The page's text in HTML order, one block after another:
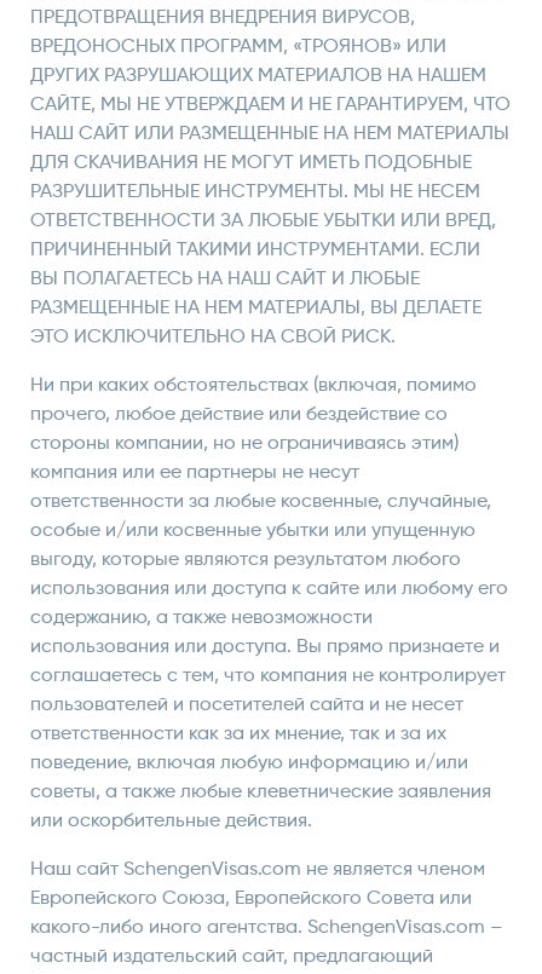
ПРЕДОТВРАЩЕНИЯ ВНЕДРЕНИЯ ВИРУСОВ,
ВРЕДОНОСНЫХ ПРОГРАММ, «ТРОЯНОВ» ИЛИ
ДРУГИХ РАЗРУШАЮЩИХ МАТЕРИАЛОВ НА НАШЕМ
САЙТЕ, МЫ НЕ УТВЕРЖДАЕМ И НЕ ГАРАНТИРУЕМ, ЧТО
НАШ САЙТ ИЛИ РАЗМЕЩЕННЫЕ НА НЕМ МАТЕРИАЛЫ
ДЛЯ СКАЧИВАНИЯ НЕ МОГУТ ИМЕТЬ ПОДОБНЫЕ
РАЗРУШИТЕЛЬНЫЕ ИНСТРУМЕНТЫ. МЫ НЕ НЕСЕМ
ОТВЕТСТВЕННОСТИ ЗА ЛЮБЫЕ УБЫТКИ ИЛИ ВРЕД,
ПРИЧИНЕННЫЙ ТАКИМИ ИНСТРУМЕНТАМИ. ЕСЛИ
ВЫ ПОЛАГАЕТЕСЬ НА НАШ САЙТ И ЛЮБЫЕ
РАЗМЕЩЕННЫЕ НА НЕМ МАТЕРИАЛЫ, ВЫ ДЕЛАЕТЕ
ЭТО ИСКЛЮЧИТЕЛЬНО НА СВОЙ РИСК.
Ни при каких обстоятельствах (включая, помимо
прочего, любое действие или бездействие со
стороны компании, но не ограничиваясь этим)
компания или ее партнеры не несут
ответственности за любые косвенные, случайные,
особые и/или косвенные убытки или упущенную
выгоду, которые являются результатом любого
использования или доступа к сайте или любому его
содержанию, а также невозможности
использования или доступа. Вы прямо признаете и
соглашаетесь с тем, что компания не контролирует
пользователей и посетителей сайта и не несет
ответственности как за их мнение, так и за их
поведение, включая любую информацию и/или
советы, а также любые клеветнические заявления
или оскорбительные действия.
Наш сайт SchengenVisas.com не является членом
Европейского Союза, Европейского Совета или
какого-либо иного агентства. SchengenVisas.com –
частный издательский сайт, предлагающий